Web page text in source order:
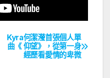
Kyra何潔瀅首張個人單
曲《 仰望》，從第一身
經歷看愛情的卑微